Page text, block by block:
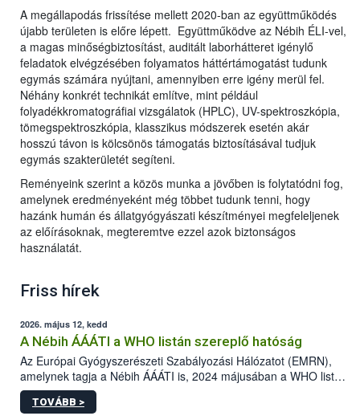
A megállapodás frissítése mellett 2020-ban az együttműködés
újabb területen is előre lépett. Együttműködve az Nébih ÉLI-vel,
a magas minőségbiztosítást, auditált laborhátteret igénylő
feladatok elvégzésében folyamatos háttértámogatást tudunk
egymás számára nyújtani, amennyiben erre igény merül fel.
Néhány konkrét technikát említve, mint például
folyadékkromatográfiai vizsgálatok (HPLC), UV-spektroszkópia,
tömegspektroszkópia, klasszikus módszerek esetén akár
hosszú távon is kölcsönös támogatás biztosításával tudjuk
egymás szakterületét segíteni.
Reményeink szerint a közös munka a jövőben is folytatódni fog,
amelynek eredményeként még többet tudunk tenni, hogy
hazánk humán és állatgyógyászati készítményei megfeleljenek
az előírásoknak, megteremtve ezzel azok biztonságos
használatát.
Friss hírek
2026. május 12, kedd
A Nébih ÁÁÁTI a WHO listán szereplő hatóság
Az Európai Gyógyszerészeti Szabályozási Hálózatot (EMRN),
amelynek tagja a Nébih ÁÁÁTI is, 2024 májusában a WHO listán
szereplő hatóságaként (WLA) ismerték el.
TOVÁBB >